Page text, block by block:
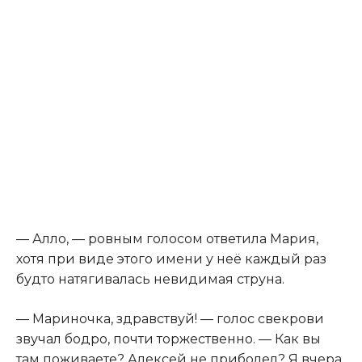
— Алло, — ровным голосом ответила Мария,
хотя при виде этого имени у неё каждый раз
будто натягивалась невидимая струна.
— Мариночка, здравствуй! — голос свекрови
звучал бодро, почти торжественно. — Как вы